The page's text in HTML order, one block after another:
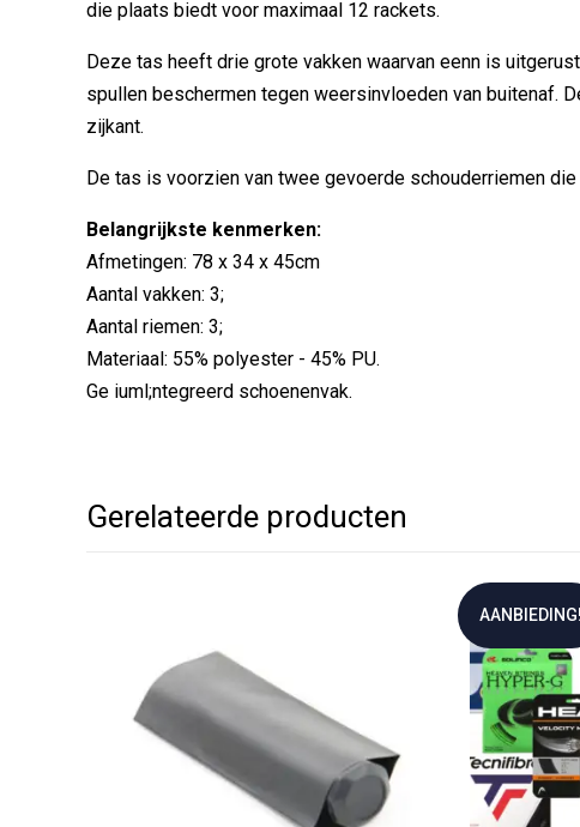
die plaats biedt voor maximaal 12 rackets.
Deze tas heeft drie grote vakken waarvan eenn is
spullen beschermen tegen weersinvloeden van buitenaf.
zijkant.
De tas is voorzien van twee gevoerde schouderriemen
Belangrijkste kenmerken:
Afmetingen: 78 x 34 x 45cm
Aantal vakken: 3;
Aantal riemen: 3;
Materiaal: 55% polyester - 45% PU.
Ge iuml;ntegreerd schoenenvak.
Gerelateerde producten
AANBIEDING!